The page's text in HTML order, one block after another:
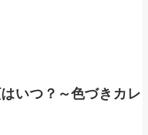
いつ？～色づきカレ